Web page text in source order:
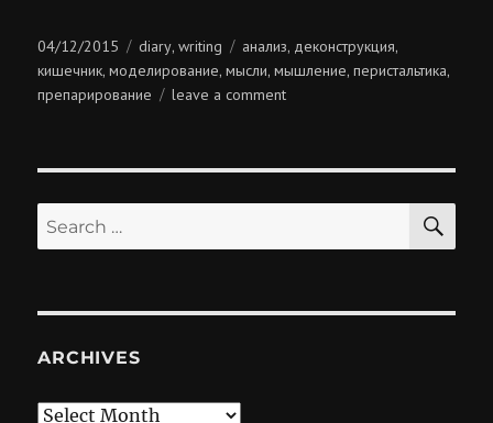
Posted
on
04/12/2015 Categories
diary,writing Tags
анализ, деконструкция,
кишечник,моделирование,мысли,мышление,перистальтика,
препарирование leave a commenton
Search
for:
ARCHIVES
Archives